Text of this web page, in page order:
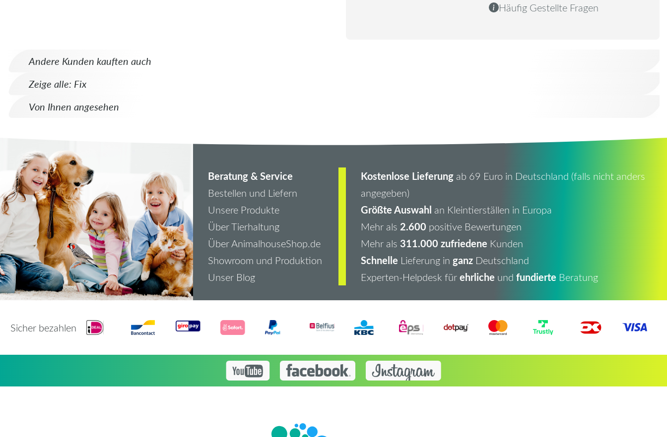
Häufig Gestellte Fragen
Andere Kunden kauften auch
Zeige alle: Fix
Von Ihnen angesehen
Beratung & Service
Bestellen und Liefern
Unsere Produkte
Über Tierhaltung
Über AnimalhouseShop.de
Showroom und Produktion
Unser Blog
Kostenlose Lieferungab 69 Euro in Deutschland (falls nicht anders
angegeben)
Größte Auswahl an Kleintierställen in Europa
Mehr als 2.600 positive Bewertungen
Mehr als 311.000 zufriedene Kunden
Schnelle Lieferung in ganzDeutschland
Experten-Helpdesk fürehrliche und fundierte Beratung
Sicher bezahlen